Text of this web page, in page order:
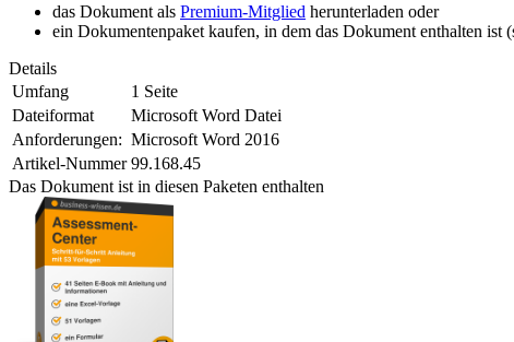
das Dokument als Premium-Mitglied herunterladen oder
ein Dokumentenpaket kaufen, in dem das Dokument enthalten ist
Details
Umfang
1 Seite
Dateiformat
Microsoft Word Datei
Anforderungen: Microsoft Word 2016
Artikel-Nummer 99.168.45
Das Dokument ist in diesen Paketen enthalten